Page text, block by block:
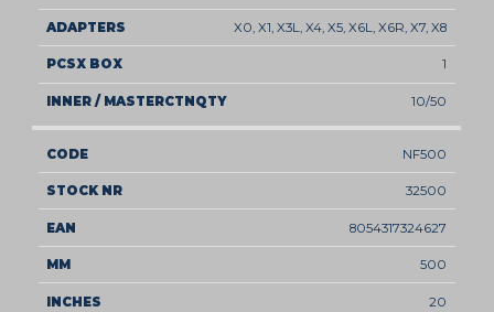
X0, X1, X3L, X4, X5, X6L, X6R, X7, X8
1
10/50
NF500
32500
8054317324627
500
20